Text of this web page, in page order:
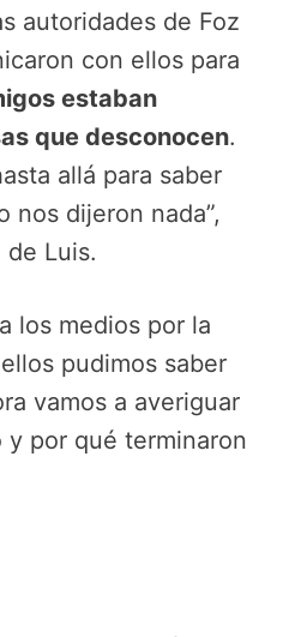
autoridades de Foz
con ellos para
estaban
que desconocen.
allá para saber
nos dijeron nada”,
de Luis.
los medios por la
pudimos saber
vamos a averiguar
por qué terminaron